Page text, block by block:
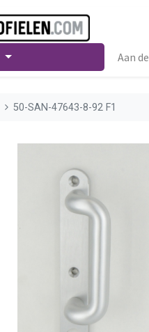
Aan
50-SAN-47643-8-92 F1